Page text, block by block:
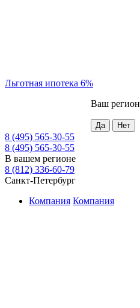
Льготная ипотека 6%
Ваш регион
8 (495) 565-30-55
8 (495) 565-30-55
В вашем регионе
8 (812) 336-60-79
Санкт-Петербург
Компания Компания